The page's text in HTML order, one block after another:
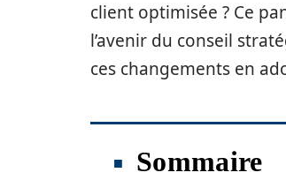
client optimisée ? Ce
l’avenir du conseil
ces changements en
Sommaire